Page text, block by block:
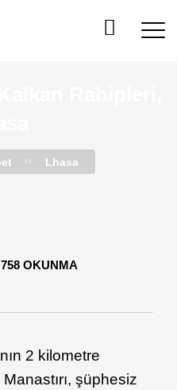
Lhasa
758 OKUNMA
nın 2 kilometre
şüphesiz